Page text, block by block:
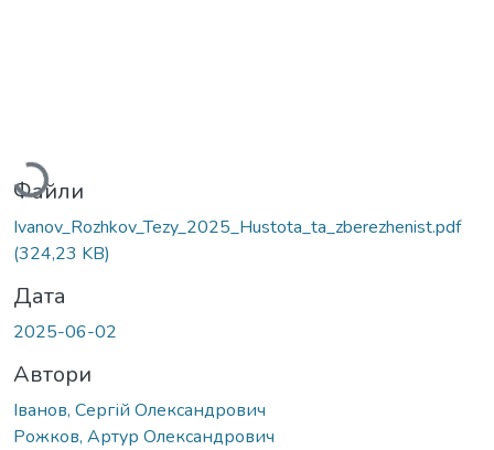
Вантажиться...
Файли
Ivanov_Rozhkov_Tezy_2025_Hustota_ta_zberezhenist.pdf
(324,23 KB)
Дата
2025-06-02
Автори
Іванов, Сергій Олександрович
Рожков, Артур Олександрович